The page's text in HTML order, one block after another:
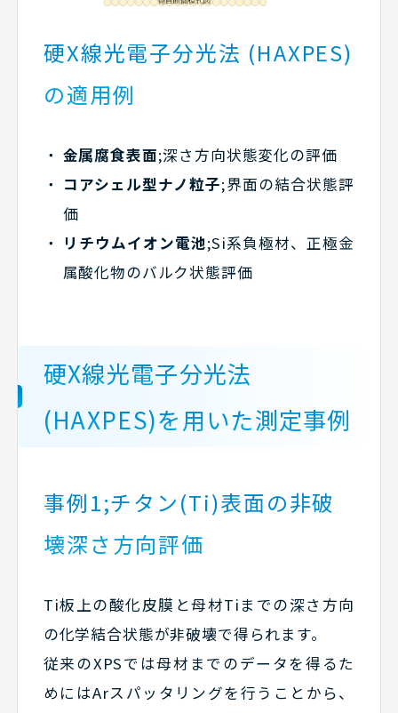
硬X線光電子分光法 (HAXPES)
の適用例
金属腐食表面;深さ方向状態変化の評価
コアシェル型ナノ粒子;界面の結合状態評
価
リチウムイオン電池;Si系負極材、正極金
属酸化物のバルク状態評価
硬X線光電子分光法
(HAXPES)を用いた測定事例
事例1;チタン(Ti)表面の非破
壊深さ方向評価
Ti板上の酸化皮膜と母材Tiまでの深さ方向
の化学結合状態が非破壊で得られます。
従来のXPSでは母材までのデータを得るた
めにはArスパッタリングを行うことから、